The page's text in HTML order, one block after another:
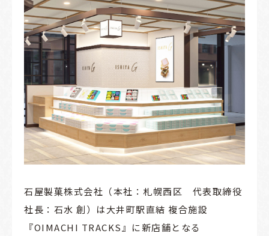
石屋製菓株式会社（本社：札幌西区 代表取締役
社長：石水 創）は大井町駅直結 複合施設
『OIMACHI TRACKS 』に新店舗となる